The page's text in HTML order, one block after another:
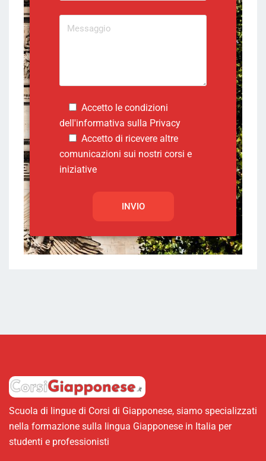
Accetto le condizioni
dell'informativa sulla Privacy
Accetto di ricevere altre
comunicazioni sui nostri corsi e
iniziative
Scuola di lingue di Corsi di Giapponese, siamo specializzati
nella formazione sulla lingua Giapponese in Italia per
studenti e professionisti